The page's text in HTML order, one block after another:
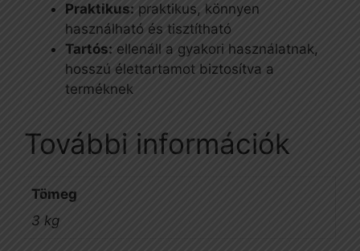
Praktikus: praktikus, könnyen
használható és tisztítható
Tartós: ellenáll a gyakori használatnak,
hosszú élettartamot biztosítva a
terméknek
További információk
Tömeg
3 kg